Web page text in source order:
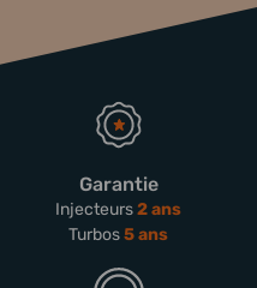
Garantie
Injecteurs2 ans
Turbos5 ans